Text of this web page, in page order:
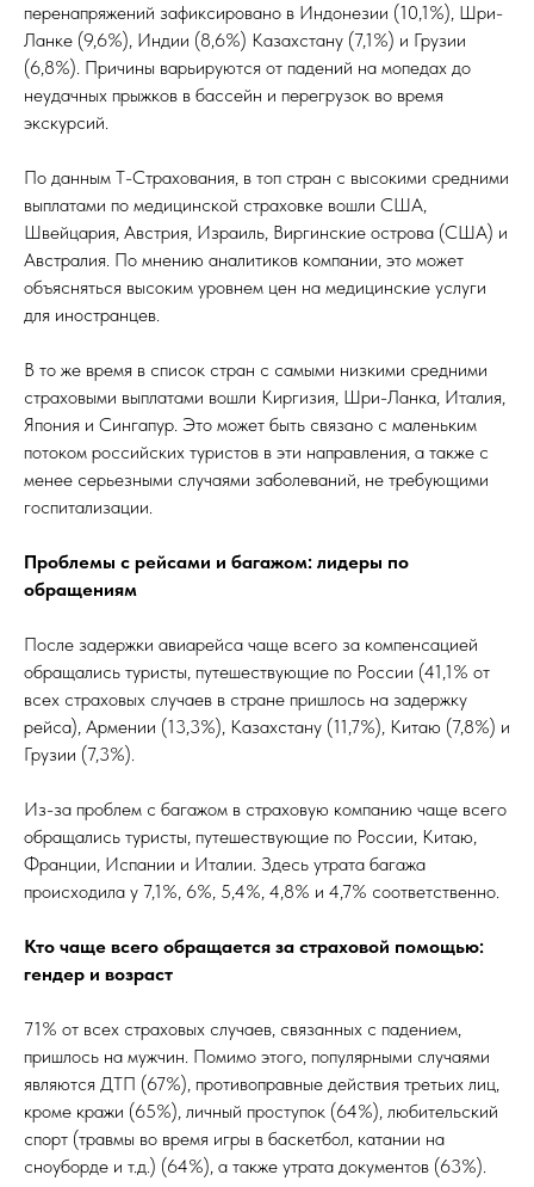
перенапряжений зафиксировано в Индонезии (10,1%), Шри-
Ланке (9,6%), Индии (8,6%) Казахстану (7,1%) и Грузии
(6,8%). Причины варьируются от падений на мопедах до
неудачных прыжков в бассейн и перегрузок во время
экскурсий.
По данным Т-Страхования, в топ стран с высокими средними
выплатами по медицинской страховке вошли США,
Швейцария, Австрия, Израиль, Виргинские острова (США) и
Австралия. По мнению аналитиков компании, это может
объясняться высоким уровнем цен на медицинские услуги
для иностранцев.
В то же время в список стран с самыми низкими средними
страховыми выплатами вошли Киргизия, Шри-Ланка, Италия,
Япония и Сингапур. Это может быть связано с маленьким
потоком российских туристов в эти направления, а также с
менее серьезными случаями заболеваний, не требующими
госпитализации.
Проблемы с рейсами и багажом: лидеры по
обращениям
После задержки авиарейса чаще всего за компенсацией
обращались туристы, путешествующие по России (41,1% от
всех страховых случаев в стране пришлось на задержку
рейса), Армении (13,3%), Казахстану (11,7%), Китаю (7,8%) и
Грузии (7,3%).
Из-за проблем с багажом в страховую компанию чаще всего
обращались туристы, путешествующие по России, Китаю,
Франции, Испании и Италии. Здесь утрата багажа
происходила у 7,1%, 6%, 5,4%, 4,8% и 4,7% соответственно.
Кто чаще всего обращается за страховой помощью:
гендер и возраст
71% от всех страховых случаев, связанных с падением,
пришлось на мужчин. Помимо этого, популярными случаями
являются ДТП (67%), противоправные действия третьих лиц,
кроме кражи (65%), личный проступок (64%), любительский
спорт (травмы во время игры в баскетбол, катании на
сноуборде и т.д.) (64%), а также утрата документов (63%).